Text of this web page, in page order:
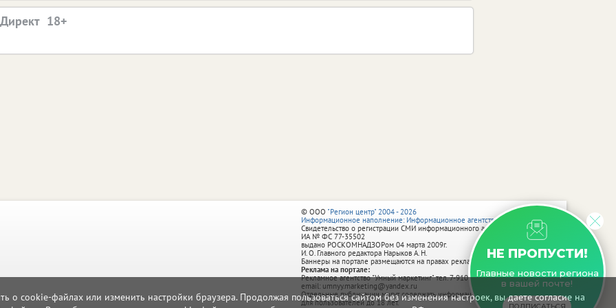
о cookie-файлах или изменить настройки браузера. Продолжая пользоваться сайтом без изменения настроек, вы даете согласие на
НЕ ПРОПУСТИ!
Главные новости региона
в вашей почте!
© ООО "Регион центр" 2004 - 2026
Информационное наполнение: Информационное агентство vRossii.ru
Свидетельство о регистрации СМИ информационного агентства vRossii.ru
ИА № ФС 77‑35502
выдано РОСКОМНАДЗОРом 04 марта 2009г.
И. О. Главного редактора Нарыков А. Н.
Баннеры на портале размещаются на правах рекламы.
Реклама на портале:
Рекламное агентство "Умный маркетинг" тел. 7-910-267-70-40,
email: umnyy.marketing@yandex.ru
Отдельные публикации могут содержать информацию, не предназначенную
для пользователей до 18 лет.